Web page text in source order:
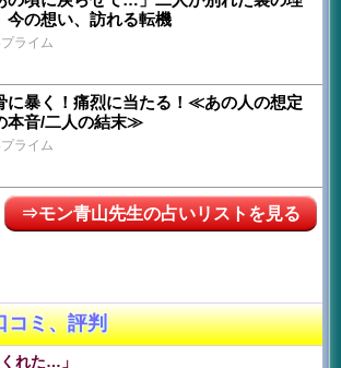
今の想い、訪れる転機
ライム
に暴く！痛烈に当たる！≪あの人の想定
本音/二人の結末≫
ライム
⇒モン青山先生の占いリストを見る
コミ、評判
れた…」